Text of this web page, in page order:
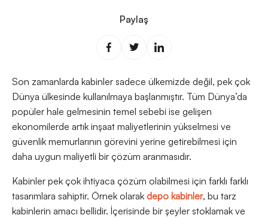
Paylaş
Son zamanlarda kabinler sadece ülkemizde değil, pek çok
Dünya ülkesinde kullanılmaya başlanmıştır. Tüm Dünya’da
popüler hale gelmesinin temel sebebi ise gelişen
ekonomilerde artık inşaat maliyetlerinin yükselmesi ve
güvenlik memurlarının görevini yerine getirebilmesi için
daha uygun maliyetli bir çözüm aranmasıdır.
Kabinler pek çok ihtiyaca çözüm olabilmesi için farklı farklı
tasarımlara sahiptir. Örnek olarak depo kabinler, bu tarz
kabinlerin amacı bellidir. İçerisinde bir şeyler stoklamak ve